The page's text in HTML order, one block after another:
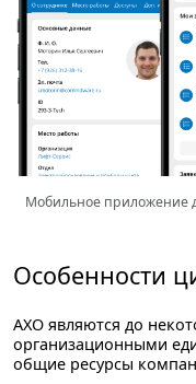
Мобильное приложение
Особенности
АХО являются до
организационными
общие ресурсы